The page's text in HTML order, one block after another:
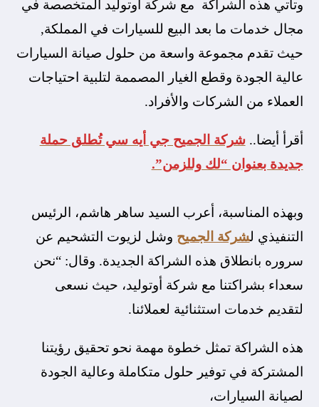
وتأتي هذه الشراكة مع شركة أوتوليد المتخصصة في
مجال خدمات ما بعد البيع للسيارات في المملكة,
حيث تقدم مجموعة واسعة من حلول صيانة السيارات
عالية الجودة وقطع الغيار المصممة لتلبية احتياجات
العملاء من الشركات والأفراد.
أقرأ أيضا..شركة الجميح جي أيه سي تُطلق حملة
جديدة بعنوان “لك وللزمن”.
وبهذه المناسبة، أعرب السيد ساهر هاشم، الرئيس
التنفيذي لشركة الجميح وشل لزيوت التشحيم عن
سروره بانطلاق هذه الشراكة الجديدة. وقال: “نحن
سعداء بشراكتنا مع شركة أوتوليد، حيث نسعى
لتقديم خدمات استثنائية لعملائنا.
هذه الشراكة تمثل خطوة مهمة نحو تحقيق رؤيتنا
المشتركة في توفير حلول متكاملة وعالية الجودة
لصيانة السيارات،